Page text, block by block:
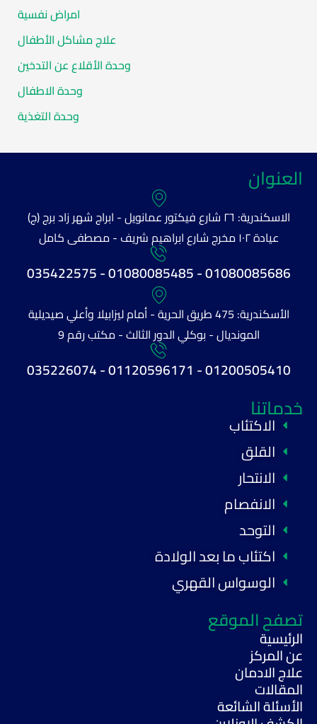
امراض نفسية
علاج مشاكل الأطفال
وحدة الأقلاع عن التدخين
وحدة الاطفال
وحدة التغذية
العنوان
الاسكندرية: ٢٦ شارع فيكتور عمانويل - ابراج شهر زاد برج (ج)
عيادة ١٠٢ مخرج شارع ابراهيم شريف - مصطفى كامل
01080085686 - 01080085485 - 035422575
الأسكندرية: 475 طريق الحرية - أمام ليزابيلا وأعلي صيديلية
المونديال - بوكلي الدور الثالث - مكتب رقم 9
01200505410 - 01120596171 - 035226074
خدماتنا
الاكتئاب
القلق
الانتحار
الانفصام
التوحد
اكتئاب ما بعد الولادة
الوسواس القهري
تصفح الموقع
الرئيسية
عن المركز
علاج الادمان
المقالات
الأسئلة الشائعة